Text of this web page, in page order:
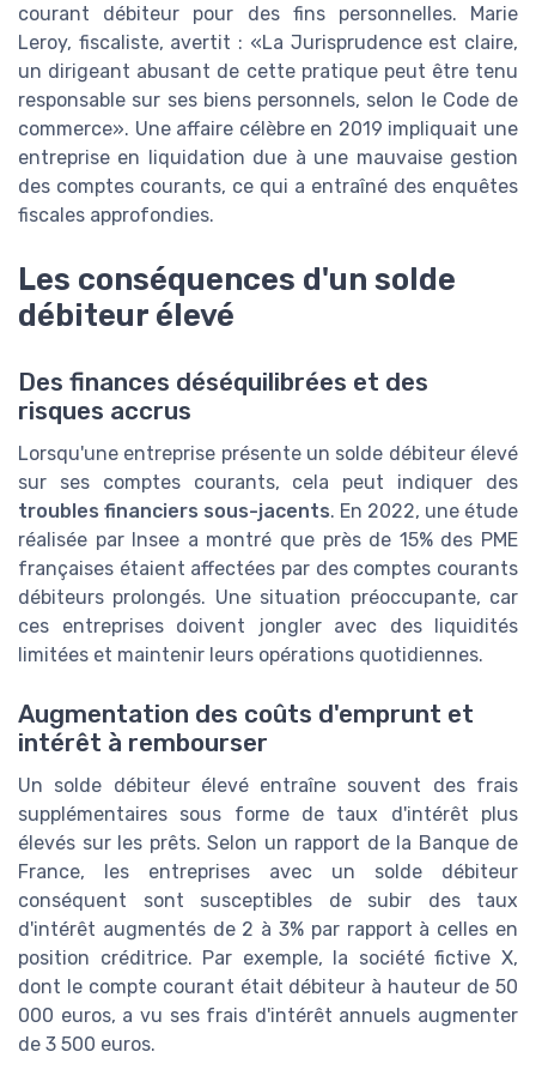
courant débiteur pour des fins personnelles. Marie
Leroy, fiscaliste, avertit : «La Jurisprudence est claire,
un dirigeant abusant de cette pratique peut être tenu
responsable sur ses biens personnels, selon le Code de
commerce». Une affaire célèbre en 2019 impliquait une
entreprise en liquidation due à une mauvaise gestion
des comptes courants, ce qui a entraîné des enquêtes
fiscales approfondies.
Les conséquences d'un solde
débiteur élevé
Des finances déséquilibrées et des
risques accrus
Lorsqu'une entreprise présente un solde débiteur élevé
sur ses comptes courants, cela peut indiquer des
troubles financiers sous-jacents. En 2022, une étude
réalisée par Insee a montré que près de 15% des PME
françaises étaient affectées par des comptes courants
débiteurs prolongés. Une situation préoccupante, car
ces entreprises doivent jongler avec des liquidités
limitées et maintenir leurs opérations quotidiennes.
Augmentation des coûts d'emprunt et
intérêt à rembourser
Un solde débiteur élevé entraîne souvent des frais
supplémentaires sous forme de taux d'intérêt plus
élevés sur les prêts. Selon un rapport de la Banque de
France, les entreprises avec un solde débiteur
conséquent sont susceptibles de subir des taux
d'intérêt augmentés de 2 à 3% par rapport à celles en
position créditrice. Par exemple, la société fictive X,
dont le compte courant était débiteur à hauteur de 50
000 euros, a vu ses frais d'intérêt annuels augmenter
de 3 500 euros.